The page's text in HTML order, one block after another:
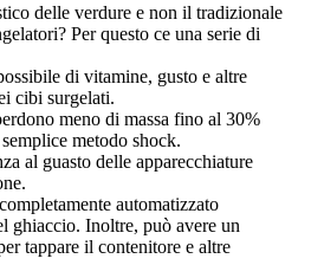
delle verdure e non il tradizionale
Per questo ce una serie di
di vitamine, gusto e altre
cibi surgelati.
meno di massa fino al 30%
metodo shock.
al guasto delle apparecchiature
automatizzato
ghiaccio. Inoltre, può avere un
tappare il contenitore e altre